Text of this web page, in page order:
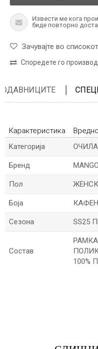
Извести ме кога
биде повторно
Зачувајте во
Споредете го
Карактеристика
Kатегорија
Бренд MANGO
Пол
Боја
Сезона SS25
Состав
100%